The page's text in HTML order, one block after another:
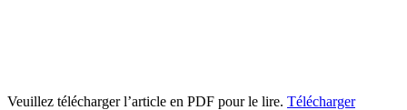
Veuillez télécharger l’article en PDF pour le lire. Télécharger